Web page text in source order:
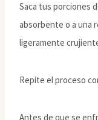
Saca tus porciones
absorbente o a una
ligeramente
Repite el proceso
Antes de que se